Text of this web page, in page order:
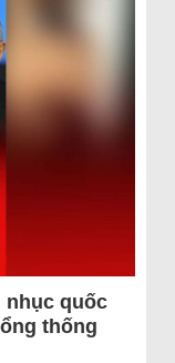
nhục quốc
thống